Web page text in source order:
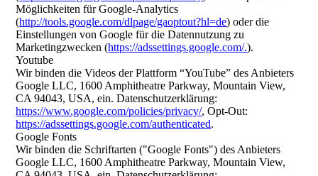
Möglichkeiten für Google-Analytics
(http://tools.google.com/dlpage/gaoptout?hl=de) oder die
Einstellungen von Google für die Datennutzung zu
Marketingzwecken (https://adssettings.google.com/.).
Youtube
Wir binden die Videos der Plattform “YouTube” des Anbieters
Google LLC, 1600 Amphitheatre Parkway, Mountain View,
CA 94043, USA, ein. Datenschutzerklärung:
https://www.google.com/policies/privacy/, Opt-Out:
https://adssettings.google.com/authenticated.
Google Fonts
Wir binden die Schriftarten ("Google Fonts") des Anbieters
Google LLC, 1600 Amphitheatre Parkway, Mountain View,